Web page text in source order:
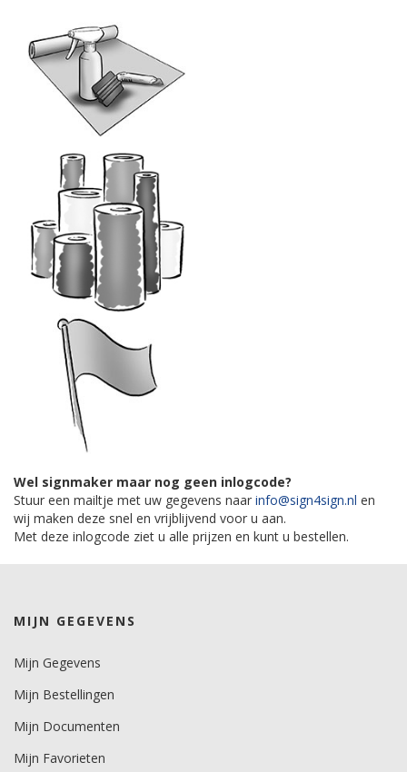
Wel signmaker maar nog geen inlogcode?
Stuur een mailtje met uw gegevens naar info@sign4sign.nl en
wij maken deze snel en vrijblijvend voor u aan.
Met deze inlogcode ziet u alle prijzen en kunt u bestellen.
MIJN GEGEVENS
Mijn Gegevens
Mijn Bestellingen
Mijn Documenten
Mijn Favorieten